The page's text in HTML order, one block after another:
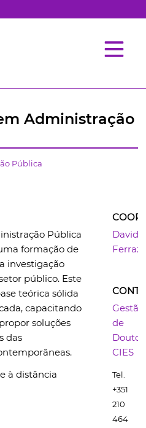
Administração
Pública
Pública
formação de
investigação
público. Este
teórica sólida
capacitando
soluções
das
à distância
David
Ferraz
Gestão
de
CIES
Tel.
+351
210
464